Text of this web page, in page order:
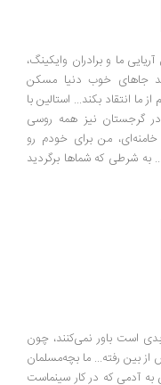
و برادران وایکینگ،
خوب دنیا مسکن
بکند... استالین با
نیز همه روسی
من برای خودم رو
که شماها برگردید
باور نمی‌کنند، چون
ما بچه‌مسلمان
که در کار سینماست